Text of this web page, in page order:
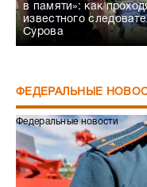
в памяти»: как
известного
Сурова
ФЕДЕРАЛЬНЫЕ
Федеральные новости